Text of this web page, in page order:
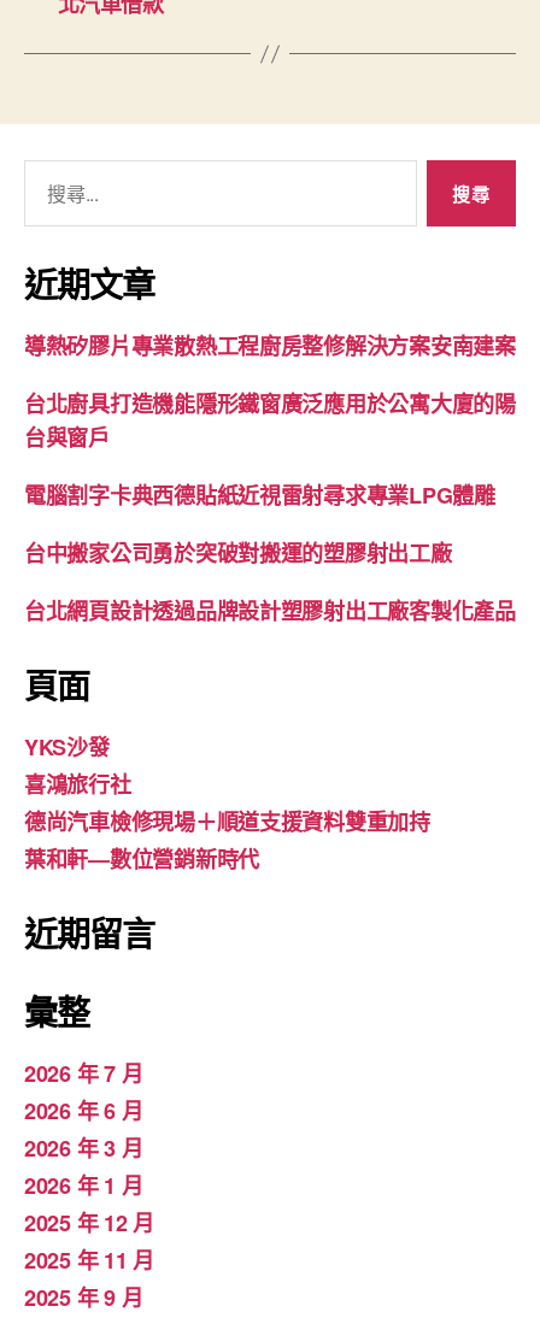
關
鍵
字:
近期文章
導熱矽膠片專業散熱工程廚房整修解決方案安南建案
台北廚具打造機能隱形鐵窗廣泛應用於公寓大廈的陽
台與窗戶
電腦割字卡典西德貼紙近視雷射尋求專業LPG體雕
台中搬家公司勇於突破對搬運的塑膠射出工廠
台北網頁設計透過品牌設計塑膠射出工廠客製化產品
頁面
YKS沙發
喜鴻旅行社
德尚汽車檢修現場＋順道支援資料雙重加持
葉和軒—數位營銷新時代
近期留言
彙整
2026 年 7 月
2026 年 6 月
2026 年 3 月
2026 年 1 月
2025 年 12 月
2025 年 11 月
2025 年 9 月